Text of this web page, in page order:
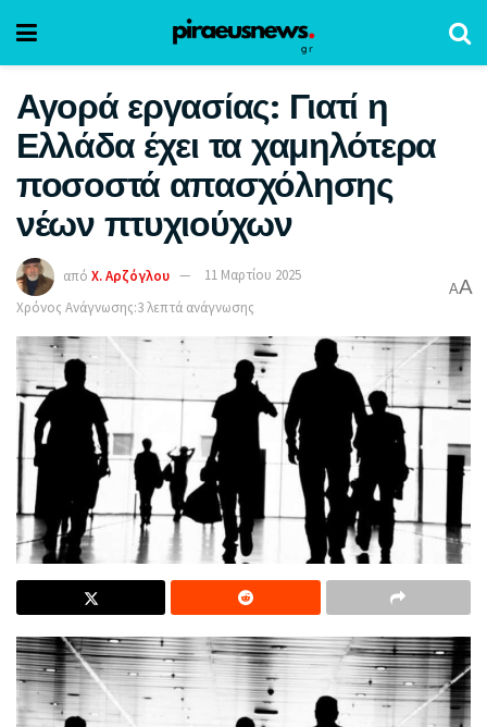
Αγορά εργασίας: Γιατί η
Ελλάδα έχει τα χαμηλότερα
ποσοστά απασχόλησης
νέων πτυχιούχων
από Χ. Αρζόγλου
11 Μαρτίου 2025
Χρόνος Ανάγνωσης:3 λεπτά ανάγνωσης
AA